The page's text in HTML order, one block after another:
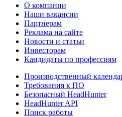
О компании
Наши вакансии
Партнерам
Реклама на сайте
Новости и статьи
Инвесторам
Кандидаты по профессиям
Производственный
Требования к ПО
Безопасный HeadHunter
HeadHunter API
Поиск работы